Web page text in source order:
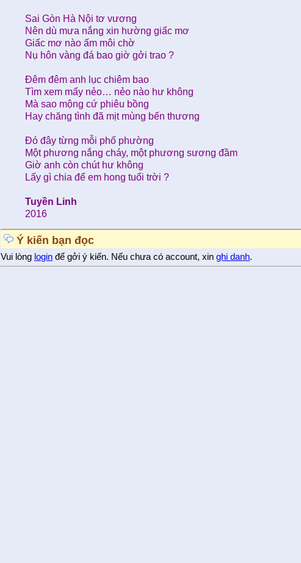
Sai Gòn Hà Nội tơ vương
Nên dù mưa nắng xin hường giấc mơ
Giấc mơ nào ấm môi chờ
Nụ hôn vàng đá bao giờ gởi trao ?
Đêm đêm anh lục chiêm bao
Tìm xem mấy nẻo… nẻo nào hư không
Mà sao mộng cứ phiêu bồng
Hay chăng tình đã mịt mùng bến thương
Đó đây từng mỗi phố phường
Một phương nắng cháy, một phương sương đầm
Giờ anh còn chút hư không
Lấy gì chia để em hong tuổi trời ?
Tuyền Linh
2016
Ý kiến bạn đọc
Vui lòng login để gởi ý kiến. Nếu chưa có account, xinghi danh.